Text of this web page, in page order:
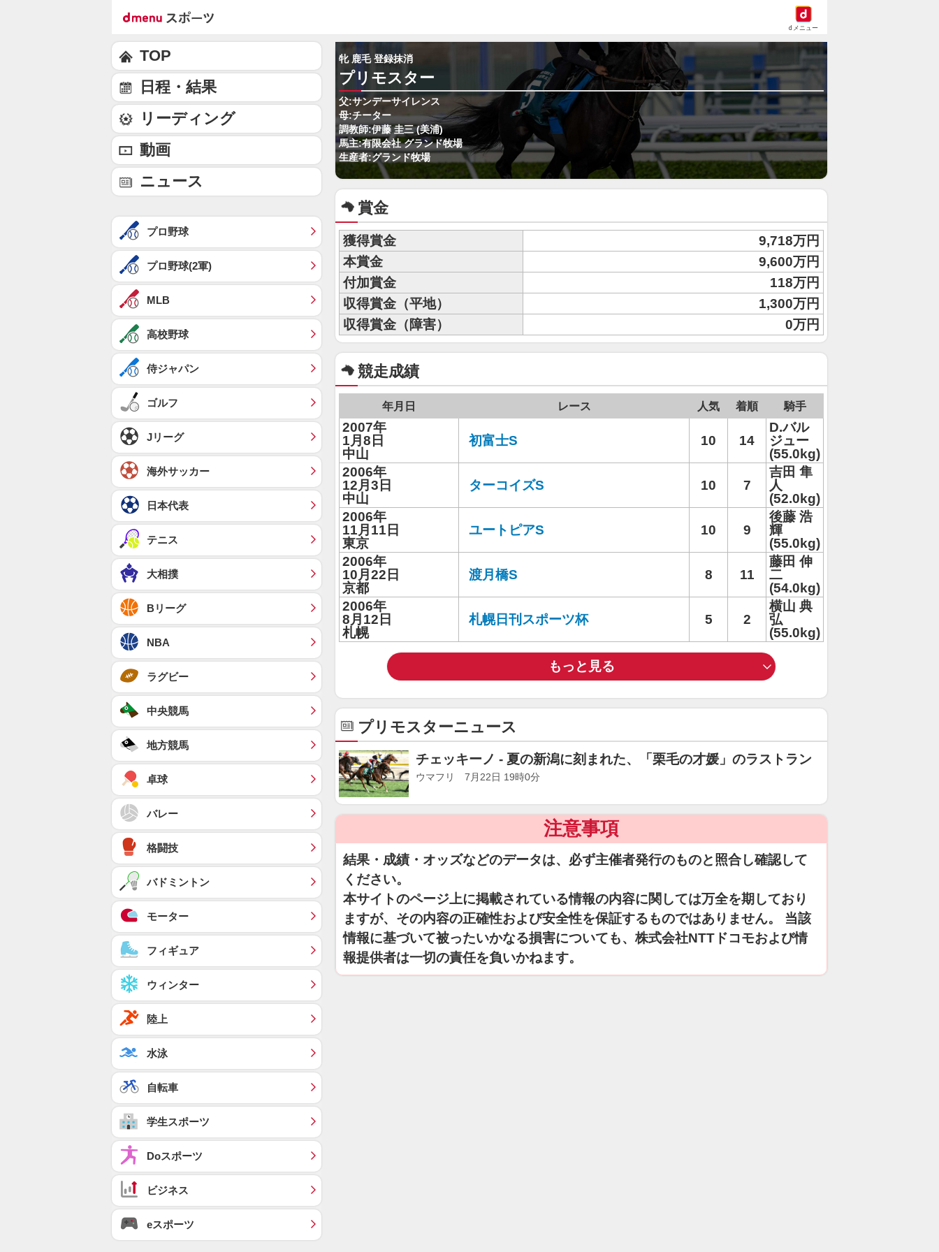
dメニュー
牝 鹿毛 登録抹消
プリモスター
父:サンデーサイレンス
母:チーター
調教師:伊藤 圭三 (美浦)
馬主:有限会社 グランド牧場
生産者:グランド牧場
賞金
獲得賞金
9,718万円
本賞金
9,600万円
付加賞金
118万円
収得賞金（平地）
1,300万円
収得賞金（障害）
0万円
競走成績
年月日 レース 人気 着順 騎手
2007年
1月8日
中山
初富士S 10 14
D.バル
ジュー
(55.0kg)
2006年
12月3日
中山
ターコイズS 10 7
吉田 隼
人
(52.0kg)
2006年
11月11日
東京
ユートピアS 10 9
後藤 浩
輝
(55.0kg)
2006年
10月22日
京都
渡月橋S 8 11
藤田 伸
二
(54.0kg)
2006年
8月12日
札幌
札幌日刊スポーツ杯 5 2
横山 典
弘
(55.0kg)
もっと見る
プリモスターニュース
チェッキーノ - 夏の新潟に刻まれた、「栗毛の才媛」のラストラン
ウマフリ 7月22日 19時0分
注意事項
結果・成績・オッズなどのデータは、必ず主催者発行のものと照合し確認して
ください。
本サイトのページ上に掲載されている情報の内容に関しては万全を期しており
ますが、その内容の正確性および安全性を保証するものではありません。 当該
情報に基づいて被ったいかなる損害についても、株式会社NTTドコモおよび情
報提供者は一切の責任を負いかねます。
TOP
日程・結果
リーディング
動画
ニュース
プロ野球
プロ野球(2軍)
MLB
高校野球
侍ジャパン
ゴルフ
Jリーグ
海外サッカー
日本代表
テニス
大相撲
Bリーグ
NBA
ラグビー
中央競馬
地方競馬
卓球
バレー
格闘技
バドミントン
モーター
フィギュア
ウィンター
陸上
水泳
自転車
学生スポーツ
Doスポーツ
ビジネス
eスポーツ